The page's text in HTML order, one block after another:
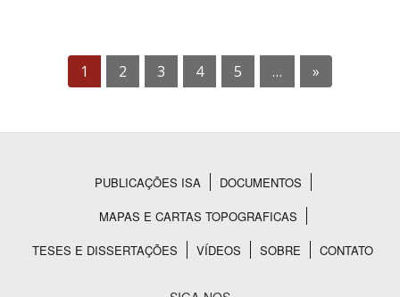
1 2 3 4 5 … »
Rodapé
PUBLICAÇÕES ISA
DOCUMENTOS
MAPAS E CARTAS TOPOGRAFICAS
TESES E DISSERTAÇÕES
VÍDEOS SOBRE CONTATO